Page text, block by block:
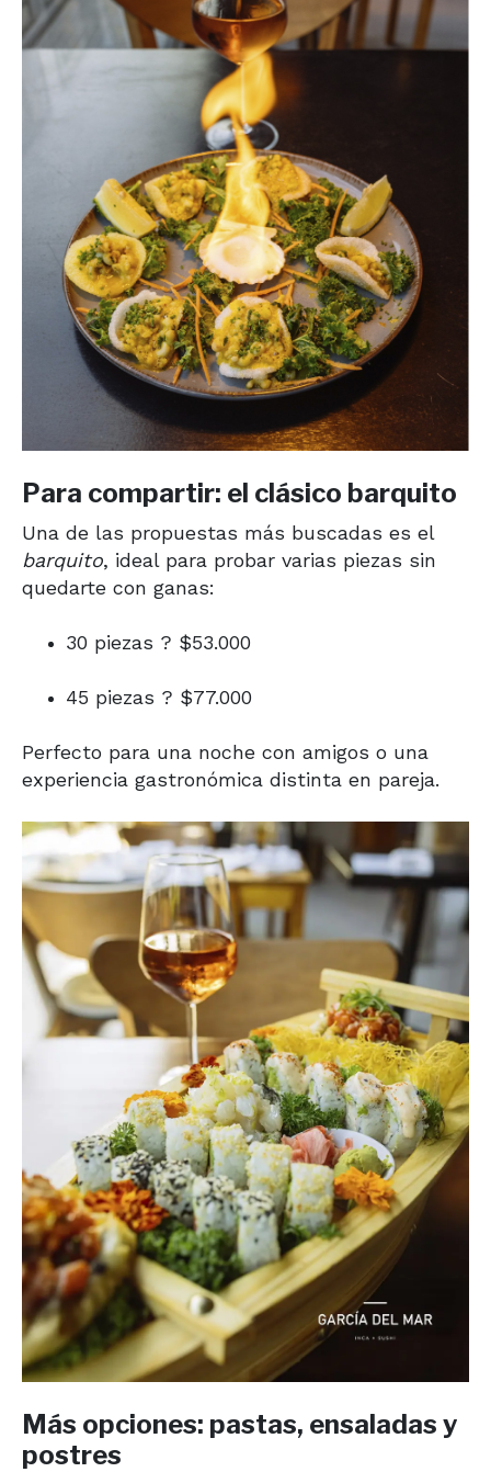
Para compartir: el clásico barquito
Una de las propuestas más buscadas es el
barquito, ideal para probar varias piezas sin
quedarte con ganas:
30 piezas ? $53.000
45 piezas ? $77.000
Perfecto para una noche con amigos o una
experiencia gastronómica distinta en pareja.
Más opciones: pastas, ensaladas y
postres